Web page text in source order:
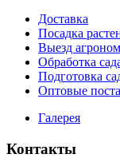
Доставка
Посадка
Выезд
Обработка
Подготовка
Оптовые
Галерея
Контакты